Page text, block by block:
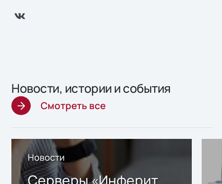
Новости, истории и события
Смотреть все
Новости
Серверы «Инферит